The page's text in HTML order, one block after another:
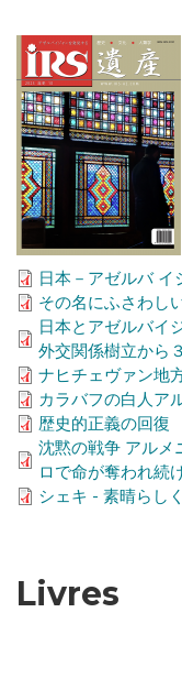
日本－アゼルバ イ
その名にふさわし
日本とアゼルバイ
外交関係樹立から
ナヒチェヴァン地
カラバフの白人ア
歴史的正義の回復
沈黙の戦争 アルメ
ロで命が奪われ続
シェキ - 素晴らし
Livres